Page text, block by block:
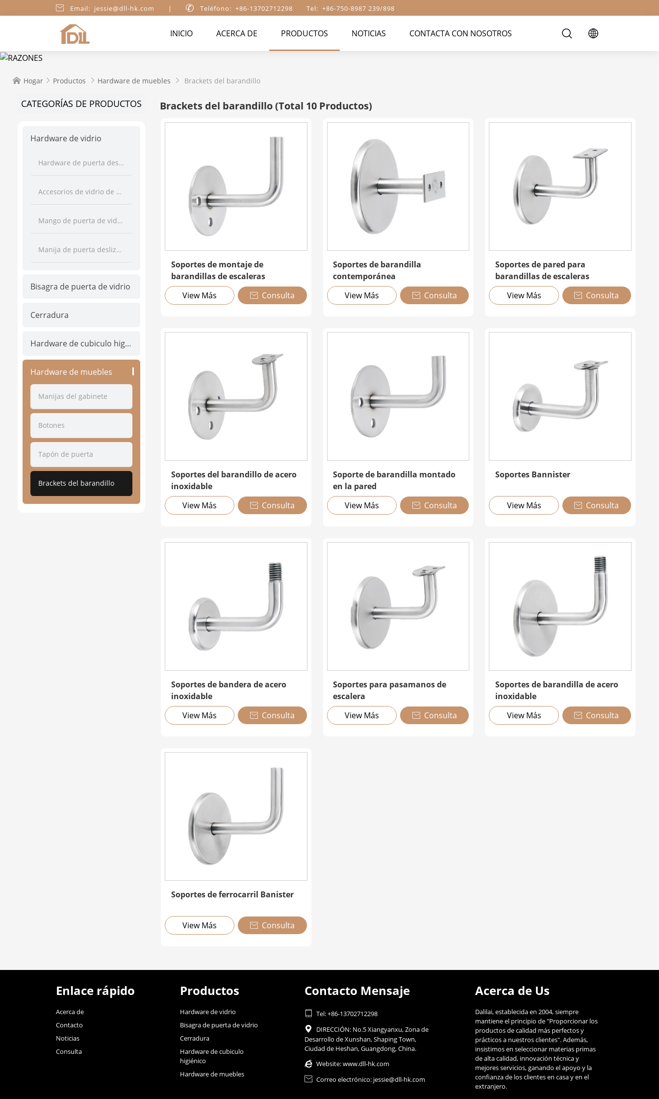
 Email: jessie@dll-hk.com |  Teléfono: +86-13702712298 Tel: +86-750-8987 239/898
INICIO ACERCA DE PRODUCTOS NOTICIAS CONTACTA CON NOSOTROS
 Hogar  Productos  Hardware de muebles  Brackets del barandillo
CATEGORÍAS DE PRODUCTOS
Hardware de vidrio
Hardware de puerta deslizante
Accesorios de vidrio de ducha
Mango de puerta de vidrio
Manija de puerta deslizante
Bisagra de puerta de vidrio
Cerradura
Hardware de cubiculo higiénico
Hardware de muebles
Manijas del gabinete
Botones
Tapón de puerta
Brackets del barandillo
Brackets del barandillo(Total 10 Productos)
Soportes de montaje de
barandillas de escaleras
View Más
 Consulta
Soportes de barandilla
contemporánea
View Más
 Consulta
Soportes de pared para
barandillas de escaleras
View Más
 Consulta
Soportes del barandillo de acero
inoxidable
View Más
 Consulta
Soporte de barandilla montado
en la pared
View Más
 Consulta
Soportes Bannister
View Más  Consulta
Soportes de bandera de acero
inoxidable
View Más
 Consulta
Soportes para pasamanos de
escalera
View Más
 Consulta
Soportes de barandilla de acero
inoxidable
View Más
 Consulta
Soportes de ferrocarril Banister
View Más  Consulta
Enlace rápido
Acerca de
Contacto
Noticias
Consulta
Productos
Hardware de vidrio
Bisagra de puerta de vidrio
Cerradura
Hardware de cubiculo
higiénico
Hardware de muebles
Contacto Mensaje
 Tel: +86-13702712298

DIRECCIÓN: No.5 Xiangyanxu, Zona de
Desarrollo de Xunshan, Shaping Town,
Ciudad de Heshan, Guangdong, China.
 Website:www.dll-hk.com
 Correo electrónico: jessie@dll-hk.com
Acerca de Us
Dalilai, establecida en 2004, siempre
mantiene el principio de "Proporcionar los
productos de calidad más perfectos y
prácticos a nuestros clientes". Además,
insistimos en seleccionar materias primas
de alta calidad, innovación técnica y
mejores servicios, ganando el apoyo y la
confianza de los clientes en casa y en el
extranjero.